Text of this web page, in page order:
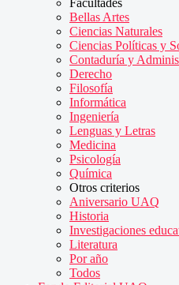
Facultades
Bellas Artes
Ciencias Naturales
Ciencias Políticas y
Contaduría y
Derecho
Filosofía
Informática
Ingeniería
Lenguas y Letras
Medicina
Psicología
Química
Otros criterios
Aniversario UAQ
Historia
Investigaciones
Literatura
Por año
Todos